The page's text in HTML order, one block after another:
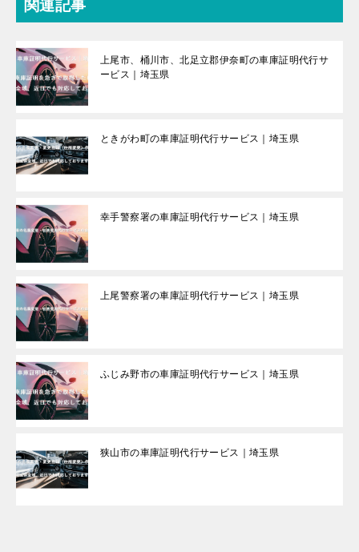
関連記事
上尾市、桶川市、北足立郡伊奈町の車庫証明代行サ
ービス｜埼玉県
ときがわ町の車庫証明代行サービス｜埼玉県
幸手警察署の車庫証明代行サービス｜埼玉県
上尾警察署の車庫証明代行サービス｜埼玉県
ふじみ野市の車庫証明代行サービス｜埼玉県
狭山市の車庫証明代行サービス｜埼玉県